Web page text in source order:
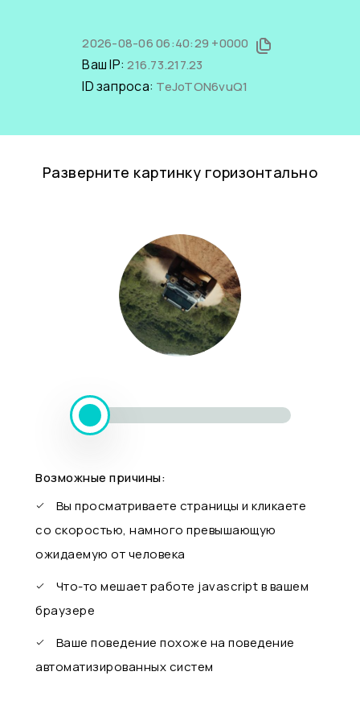
2026-08-06 06:40:29 +0000
Ваш IP:216.73.217.23
ID запроса: TeJoTON6vuQ1
Разверните картинку горизонтально
Возможные причины:
Вы просматриваете страницы и кликаете
со скоростью, намного превышающую
ожидаемую от человека
Что-то мешает работе javascript в вашем
браузере
Ваше поведение похоже на поведение
автоматизированных систем